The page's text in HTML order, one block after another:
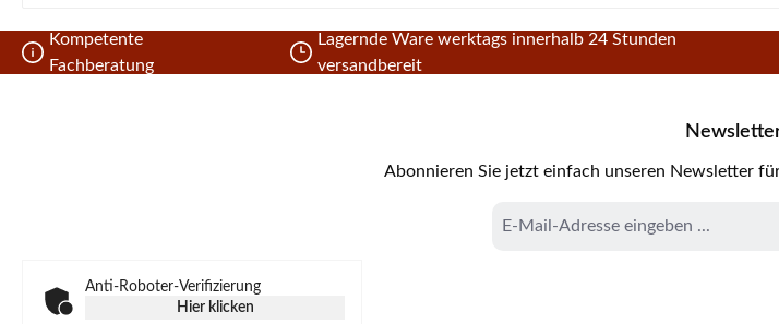
Kompetente
Fachberatung
Lagernde Ware werktags innerhalb 24 Stunden
versandbereit
Abonnieren Sie jetzt einfach unseren Newsletter
Mail-
Anti-Roboter-Verifizierung
Hier klicken